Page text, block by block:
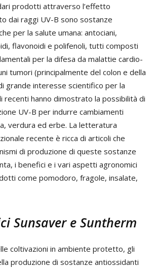
prodotti attraverso l’effetto
dai raggi UV-B sono sostanze
per la salute umana: antociani,
flavonoidi e polifenoli, tutti composti
per la difesa da malattie cardio-
tumori (principalmente del colon e della
grande interesse scientifico per la
recenti hanno dimostrato la possibilità di
UV-B per indurre cambiamenti
verdura ed erbe. La letteratura
recente è ricca di articoli che
di produzione di queste sostanze
i benefici e i vari aspetti agronomici
come pomodoro, fragole, insalate,
Sunsaver e Suntherm
coltivazioni in ambiente protetto, gli
produzione di sostanze antiossidanti